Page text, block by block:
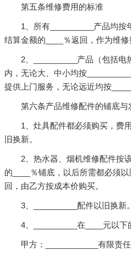
第五条维修费用的标准
1、所有__________产品均按
结算金额的____％返回，作为维修
2、__________产品（包括电
内，无论大、中小均按
提供上门服务，无论远近均按
第六条产品维修配件的铺底与
1、灶具配件都必须购买，费
旧换新。
2、热水器、烟机维修配件按
的____％铺底，以后所需都必须
回，由乙方按成本价购买。
3、__________配件以旧换新。
4、__________在____元以下
甲方：____________有限责